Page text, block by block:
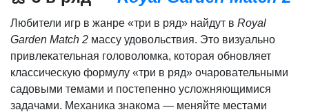
Любители игр в жанре «три в ряд» найдут в Royal
Garden Match 2 массу удовольствия. Это визуально
привлекательная головоломка, которая обновляет
классическую формулу «три в ряд» очаровательными
садовыми темами и постепенно усложняющимися
задачами. Механика знакома — меняйте местами